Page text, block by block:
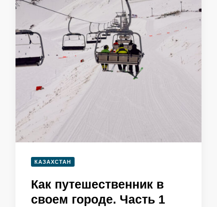
КАЗАХСТАН
Как путешественник в
своем городе. Часть 1